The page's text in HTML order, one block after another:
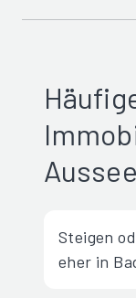
Aussee
Steigen
eher in